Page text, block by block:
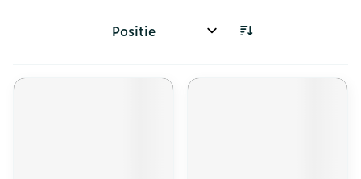
Sorteer op: